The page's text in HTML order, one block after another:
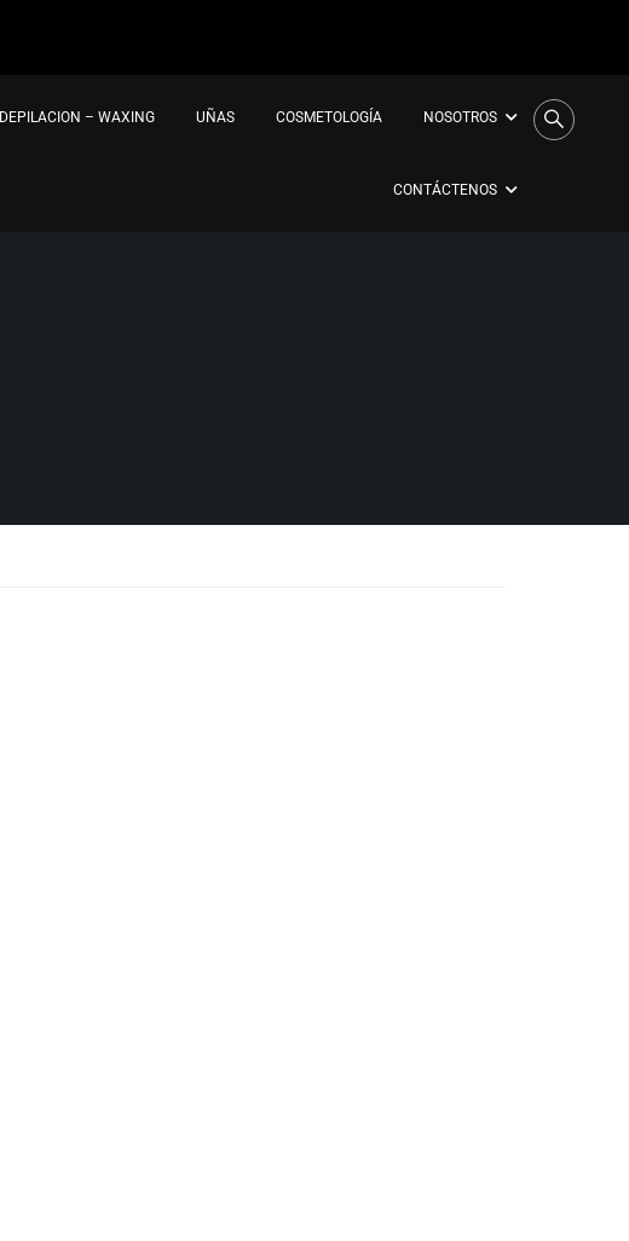
DEPILACION – WAXING UÑAS COSMETOLOGÍA NOSOTROS
CONTÁCTENOS